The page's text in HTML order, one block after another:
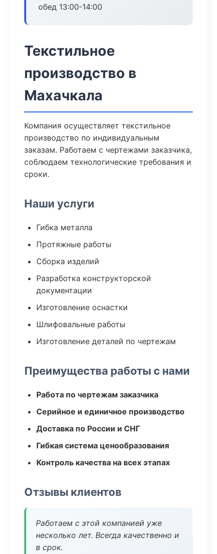
обед 13:00-14:00
Текстильное
производство в
Махачкала
Компания осуществляет текстильное
производство по индивидуальным
заказам. Работаем с чертежами заказчика,
соблюдаем технологические требования и
сроки.
Наши услуги
Гибка металла
Протяжные работы
Сборка изделий
Разработка конструкторской
документации
Изготовление оснастки
Шлифовальные работы
Изготовление деталей по чертежам
Преимущества работы с нами
Работа по чертежам заказчика
Серийное и единичное производство
Доставка по России и СНГ
Гибкая система ценообразования
Контроль качества на всех этапах
Отзывы клиентов
Работаем с этой компанией уже
несколько лет. Всегда качественно и
в срок.